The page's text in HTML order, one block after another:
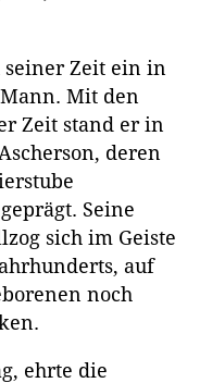
seiner Zeit ein in
Mit den
Zeit stand er in
deren
Seine
sich im Geiste
auf
noch
ehrte die